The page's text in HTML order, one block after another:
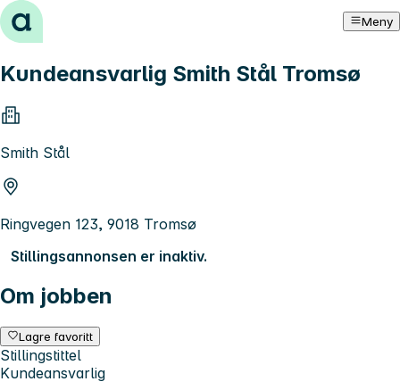
Hopp til innhold Meny
Kundeansvarlig Smith Stål Tromsø
Smith Stål
Ringvegen 123, 9018 Tromsø
Stillingsannonsen er inaktiv.
Om jobben
Lagre favoritt
Stillingstittel
Kundeansvarlig